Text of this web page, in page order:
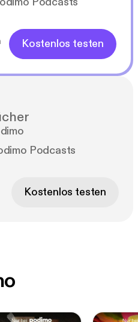
Kostenlos testen
Podcasts
Kostenlos testen